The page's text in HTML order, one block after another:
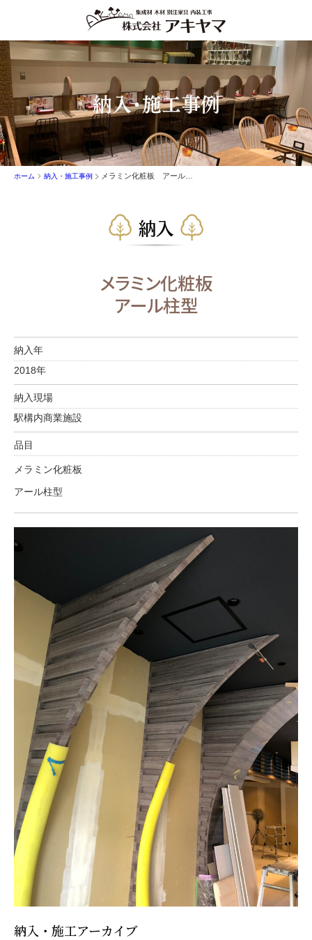
納入・施工事例
ホーム 納入・施工事例 メラミン化粧板 アール柱型
納入
メラミン化粧板
アール柱型
納入年
2018年
納入現場
駅構内商業施設
品目
メラミン化粧板
アール柱型
納入・施工アーカイブ